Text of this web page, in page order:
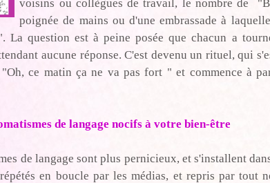
voisins ou collègues de travail, le nombre de
poignée de mains ou d'une embrassade à
La question est à peine posée que chacun a
aucune réponse. C'est devenu un rituel, qui
ce matin ça ne va pas fort " et commence à
de langage nocifs à votre bien-être
de langage sont plus pernicieux, et s'installent
en boucle par les médias, et repris par tout